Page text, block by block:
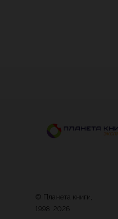
© Планета книги,
1998-2026